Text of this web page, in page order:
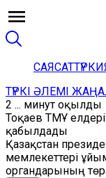
САЯСАТ
ТҮРКІ ӘЛЕМІ
2 ... минут оқылды
Тоқаев ТМҰ
қабылдады
Қазақстан
мемлекеттері
органдарының